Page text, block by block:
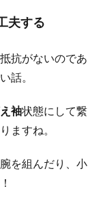
夫する
抗がないのであ
話。
袖状態にして繋
ますね。
を組んだり、小